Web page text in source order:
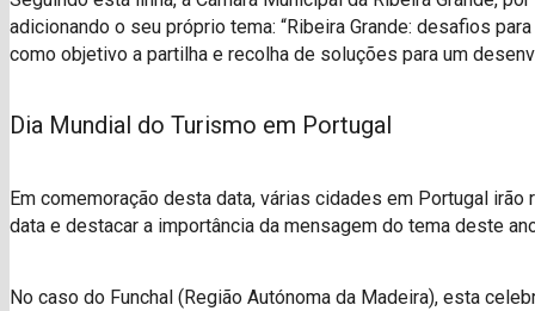
adicionando o seu próprio tema: “Ribeira Grande: desafios
como objetivo a partilha e recolha de soluções para um
Dia Mundial do Turismo em Portugal
Em comemoração desta data, várias cidades em Portugal
data e destacar a importância da mensagem do tema deste
No caso do Funchal (Região Autónoma da Madeira), esta